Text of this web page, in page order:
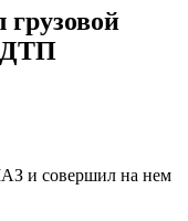
ДТП